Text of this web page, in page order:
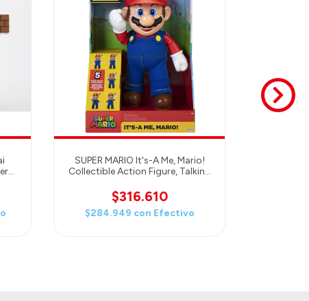
SUPER MARIO It's-A Me, Mario!
Collectible Action Figure, Talking
and Game Sounds - 12 Inches
Tall! (30 cm)
$316.610
$284.949 con Efectivo